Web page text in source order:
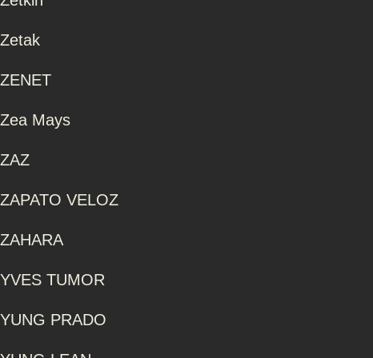
Zetak
ZENET
Zea Mays
ZAZ
ZAPATO VELOZ
ZAHARA
YVES TUMOR
YUNG PRADO